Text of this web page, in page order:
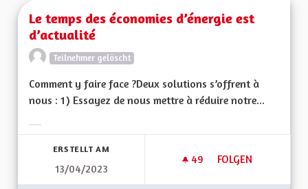
Le temps des économies d’énergie est
d’actualité
Teilnehmer gelöscht
Comment y faire face ?Deux solutions s’offrent à
nous : 1) Essayez de nous mettre à réduire notre...
ERSTELLT AM
13/04/2023
49 49 FOLLOWER
FOLGEN
LE TEMPS DES